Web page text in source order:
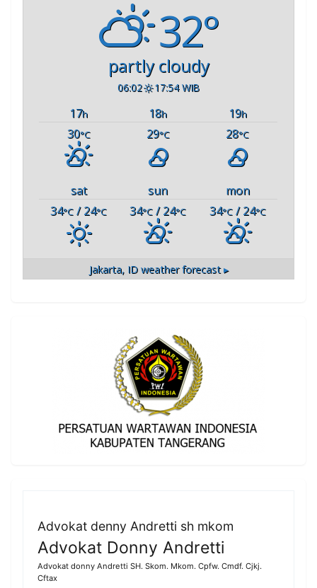
32°
partly cloudy
06:02 17:54 WIB
17h 18h 19h
30°C 29°C 28°C
sat sun
mon
34°C / 24°C 34°C / 24°C 34°C/ 24°C
Jakarta, IDweather forecast ▸
Advokat denny Andretti sh mkom
Advokat Donny Andretti
Advokat donny Andretti SH. Skom. Mkom. Cpfw. Cmdf. Cjkj.
Cftax